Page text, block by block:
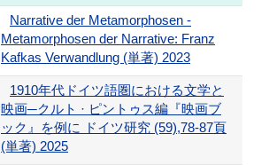
Narrative der Metamorphosen -
Metamorphosen der Narrative: Franz
Kafkas Verwandlung (単著) 2023
1910年代ドイツ語圏における文学と
映画─クルト · ピントゥス編『映画ブ
ック』を例に ドイツ研究 (59),78-87頁
(単著) 2025